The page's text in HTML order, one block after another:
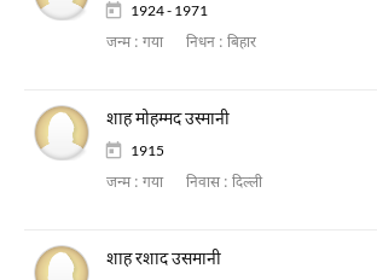
1924 - 1971
जन्म : गया निधन : बिहार
शाह मोहम्मद उस्मानी
1915
जन्म : गया निवास : दिल्ली
शाह रशाद उसमानी